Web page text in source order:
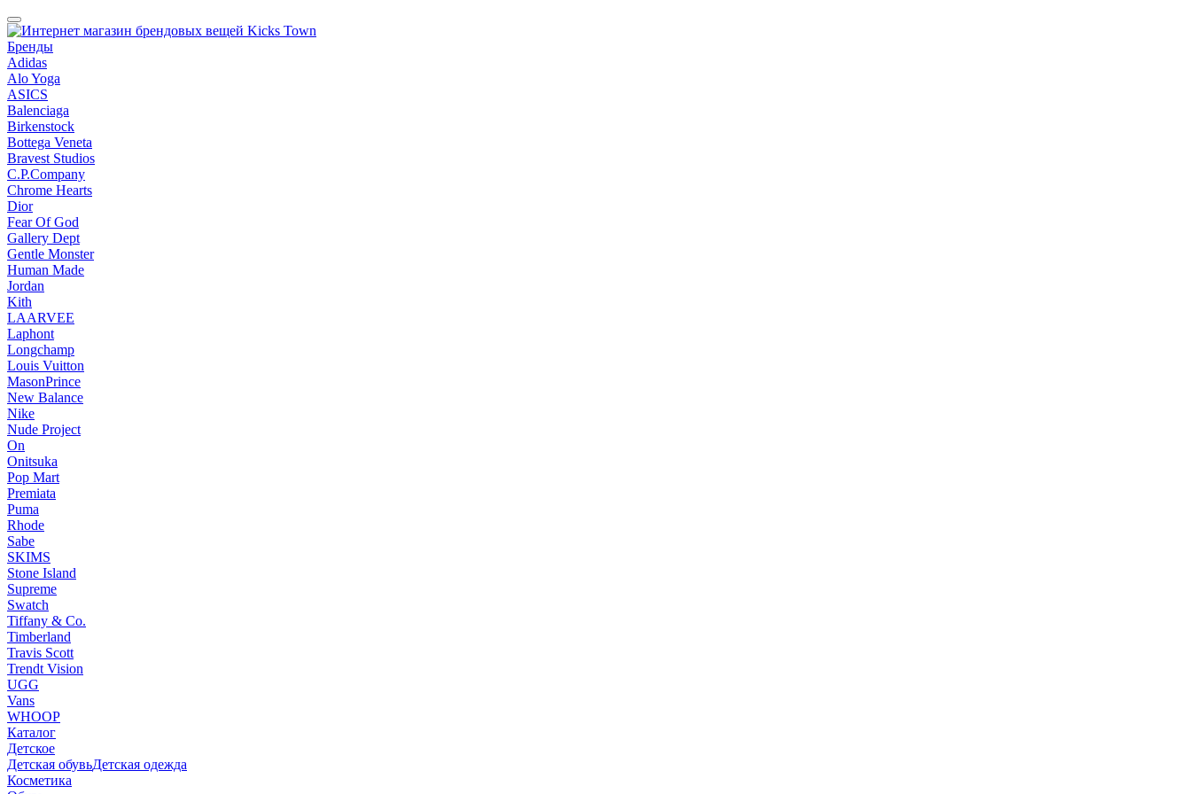
Бренды
Adidas
Alo Yoga
ASICS
Balenciaga
Birkenstock
Bottega Veneta
Bravest Studios
C.P.Company
Chrome Hearts
Dior
Fear Of God
Gallery Dept
Gentle Monster
Human Made
Jordan
Kith
LAARVEE
Laphont
Longchamp
Louis Vuitton
MasonPrince
New Balance
Nike
Nude Project
On
Onitsuka
Pop Mart
Premiata
Puma
Rhode
Sabe
SKIMS
Stone Island
Supreme
Swatch
Tiffany & Co.
Timberland
Travis Scott
Trendt Vision
UGG
Vans
WHOOP
Каталог
Детское
Детская обувьДетская одежда
Косметика